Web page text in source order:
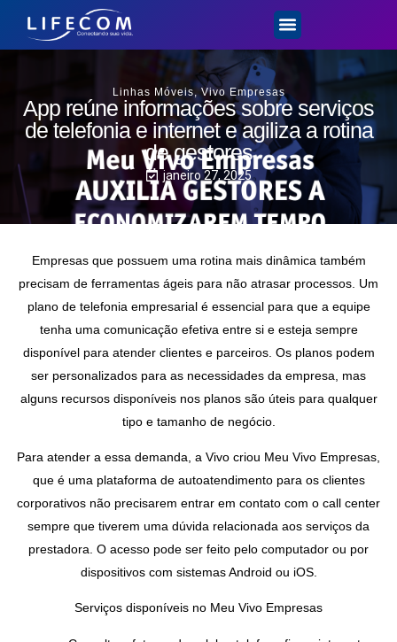
Linhas Móveis ,Vivo Empresas
App reúne informações sobre serviços
de telefonia e internet e agiliza a rotina
de gestores
janeiro 27, 2025
Empresas que possuem uma rotina mais dinâmica também
precisam de ferramentas ágeis para não atrasar processos. Um
plano de telefonia empresarial é essencial para que a equipe
tenha uma comunicação efetiva entre si e esteja sempre
disponível para atender clientes e parceiros. Os planos podem
ser personalizados para as necessidades da empresa, mas
alguns recursos disponíveis nos planos são úteis para qualquer
tipo e tamanho de negócio.
Para atender a essa demanda, a Vivo criou Meu Vivo Empresas,
que é uma plataforma de autoatendimento para os clientes
corporativos não precisarem entrar em contato com o call center
sempre que tiverem uma dúvida relacionada aos serviços da
prestadora. O acesso pode ser feito pelo computador ou por
dispositivos com sistemas Android ou iOS.
Serviços disponíveis no Meu Vivo Empresas